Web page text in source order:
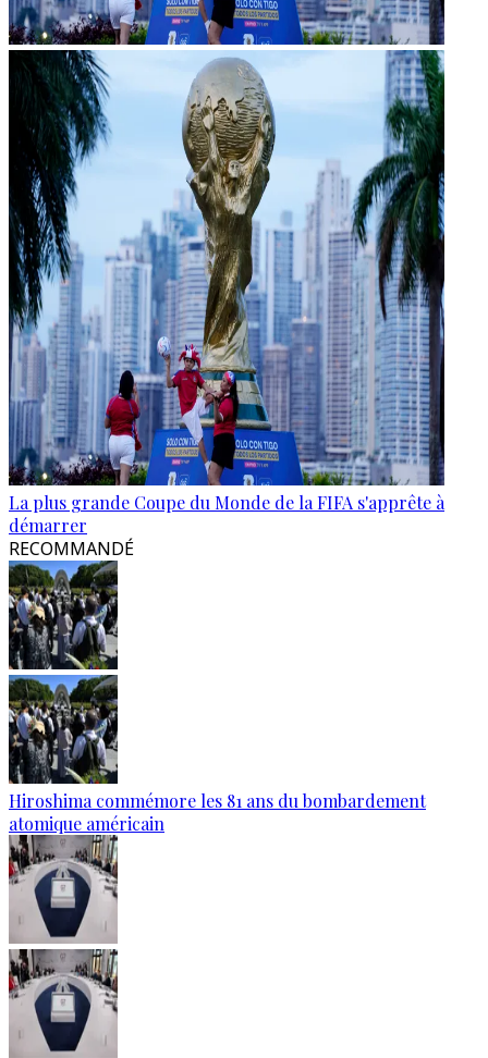
La plus grande Coupe du Monde de la FIFA s'apprête à
démarrer
RECOMMANDÉ
Hiroshima commémore les 81 ans du bombardement
atomique américain